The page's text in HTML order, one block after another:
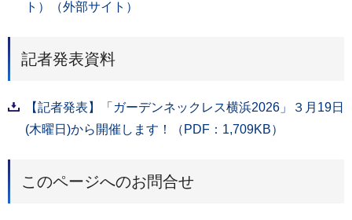
ト）（外部サイト）
記者発表資料
【記者発表】「ガーデンネックレス横浜2026」３月19日
(木曜日)から開催します！（PDF：1,709KB）
このページへのお問合せ